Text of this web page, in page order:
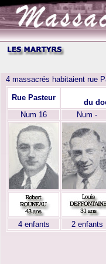
4 massacrés habitaient rue
Rue Pasteur
du
Num 16
Num -
4 enfants 2 enfants